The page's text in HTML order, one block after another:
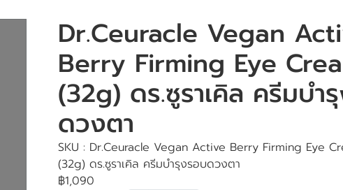
Dr.Ceuracle Vegan
Berry Firming Eye
(32g) ดร.ซูราเคิล ครีมบำ
ดวงตา
SKU : Dr.Ceuracle Vegan Active Berry Firming Eye
(32g) ดร.ซูราเคิล ครีมบำรุงรอบดวงตา
฿1,090